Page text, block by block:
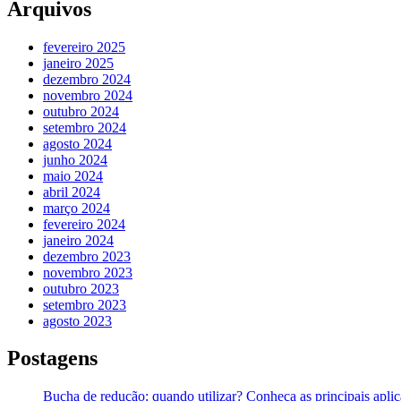
Arquivos
fevereiro 2025
janeiro 2025
dezembro 2024
novembro 2024
outubro 2024
setembro 2024
agosto 2024
junho 2024
maio 2024
abril 2024
março 2024
fevereiro 2024
janeiro 2024
dezembro 2023
novembro 2023
outubro 2023
setembro 2023
agosto 2023
Postagens
Bucha de redução: quando utilizar? Conheça as principais